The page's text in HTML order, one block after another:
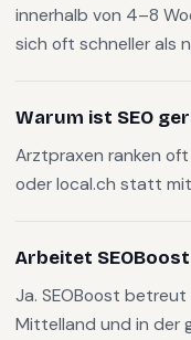
innerhalb von 4–8
sich oft schneller als
Warum ist SEO
Arztpraxen ranken
oder local.ch statt
Arbeitet
Ja. SEOBoost
Mittelland und in der